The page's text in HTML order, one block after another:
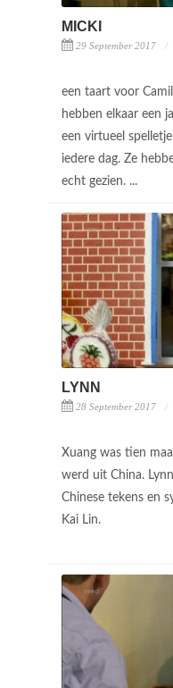
MICKI
29 September 2017
een taart voor
hebben elkaar een
een virtueel
iedere dag. Ze
echt gezien. ...
LYNN
28 September 2017
Xuang was tien
werd uit China.
Chinese tekens en
Kai Lin.